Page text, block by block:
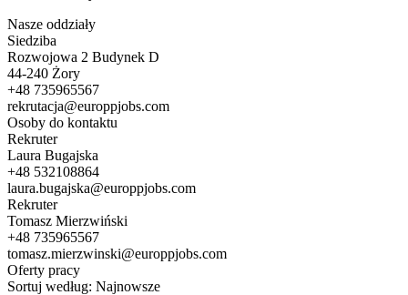
Nasze oddziały
Siedziba
Rozwojowa 2 Budynek D
44-240 Żory
+48 735965567
rekrutacja@europpjobs.com
Osoby do kontaktu
Rekruter
Laura Bugajska
+48 532108864
laura.bugajska@europpjobs.com
Rekruter
Tomasz Mierzwiński
+48 735965567
tomasz.mierzwinski@europpjobs.com
Oferty pracy
Sortuj według: Najnowsze